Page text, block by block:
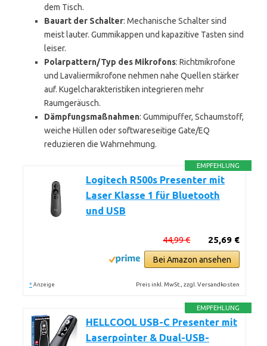
dem Tisch.
Bauart der Schalter: Mechanische Schalter sind
meist lauter. Gummikappen und kapazitive Tasten sind
leiser.
Polarpattern/Typ des Mikrofons: Richtmikrofone
und Lavaliermikrofone nehmen nahe Quellen stärker
auf. Kugelcharakteristiken integrieren mehr
Raumgeräusch.
Dämpfungsmaßnahmen: Gummipuffer, Schaumstoff,
weiche Hüllen oder softwareseitige Gate/EQ
reduzieren die Wahrnehmung.
EMPFEHLUNG
Logitech R500s Presenter mit
Laser Klasse 1 für Bluetooth
und USB
25,69 €
44,99 €
Bei Amazon ansehen
* Anzeige Preis inkl. MwSt., zzgl. Versandkosten
EMPFEHLUNG
HELLCOOL USB-C Presenter mit
Laserpointer & Dual-USB-